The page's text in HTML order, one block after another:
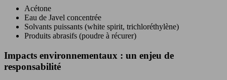
Acétone
Eau de Javel concentrée
Solvants puissants (white spirit, trichloréthylène)
Produits abrasifs (poudre à récurer)
Impacts environnementaux : un enjeu de
responsabilité